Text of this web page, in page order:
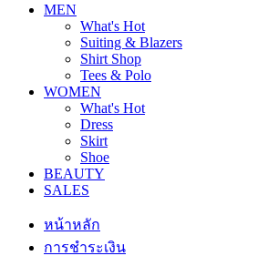
MEN
What's Hot
Suiting & Blazers
Shirt Shop
Tees & Polo
WOMEN
What's Hot
Dress
Skirt
Shoe
BEAUTY
SALES
หน้าหลัก
การชำระเงิน